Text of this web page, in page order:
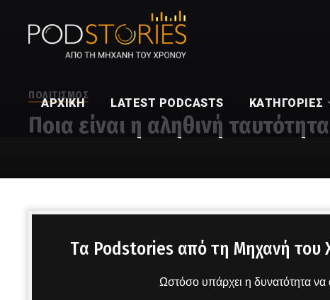
ΑΡΧΙΚΉ LATEST PODCASTS ΚΑΤΗΓΟΡΊΕΣ
ΠΟΛΙΤΙΣΜΟΣ
Ποια είναι η αληθινή
Tα Podstories από τη Μηχανή του
Ωστόσο υπάρχει η δυνατότητα